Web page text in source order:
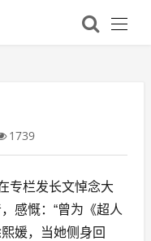
1739
专栏发长文悼念大
感慨：“曾为《超人
媛，当她侧身回